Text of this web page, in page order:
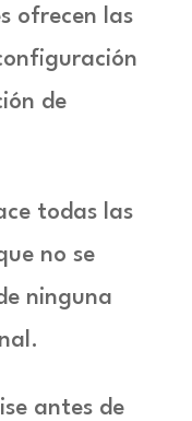
ofrecen las
de
todas las
no se
ninguna
antes de